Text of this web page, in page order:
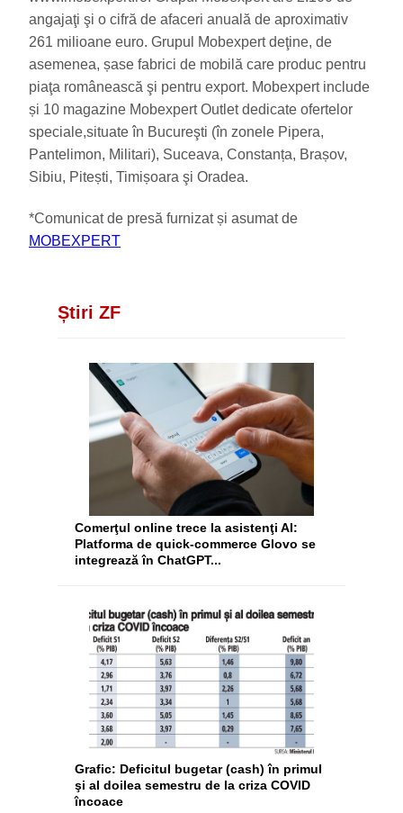
angajaţi şi o cifră de afaceri anuală de aproximativ
261 milioane euro. Grupul Mobexpert deţine, de
asemenea, șase fabrici de mobilă care produc pentru
piaţa românească şi pentru export. Mobexpert include
și 10 magazine Mobexpert Outlet dedicate ofertelor
speciale,situate în Bucureşti (în zonele Pipera,
Pantelimon, Militari), Suceava, Constanța, Brașov,
Sibiu, Pitești, Timișoara şi Oradea.
*Comunicat de presă furnizat și asumat de
MOBEXPERT
Știri ZF
Comerţul online trece la asistenţi AI:
Platforma de quick-commerce Glovo se
integrează în ChatGPT...
Grafic: Deficitul bugetar (cash) în primul
şi al doilea semestru de la criza COVID
încoace